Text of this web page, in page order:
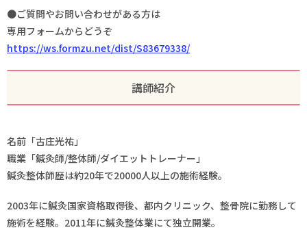
●ご質問やお問い合わせがある方は
専用フォームからどうぞ
https://ws.formzu.net/dist/S83679338/
講師紹介
名前「古庄光祐」
職業「鍼灸師/整体師/ダイエットトレーナー」
鍼灸整体師歴は約20年で20000人以上の施術経験。
2003年に鍼灸国家資格取得後、都内クリニック、整骨院に勤務して
施術を経験。2011年に鍼灸整体業にて独立開業。